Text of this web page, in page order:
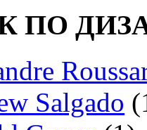
ПО
Salgado